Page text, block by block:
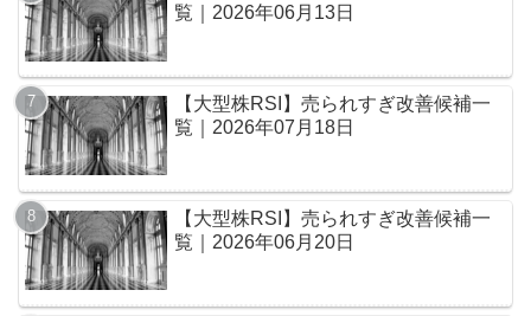
覧｜2026年06月13日
【大型株RSI】売られすぎ改善候補一
覧｜2026年07月18日
【大型株RSI】売られすぎ改善候補一
覧｜2026年06月20日